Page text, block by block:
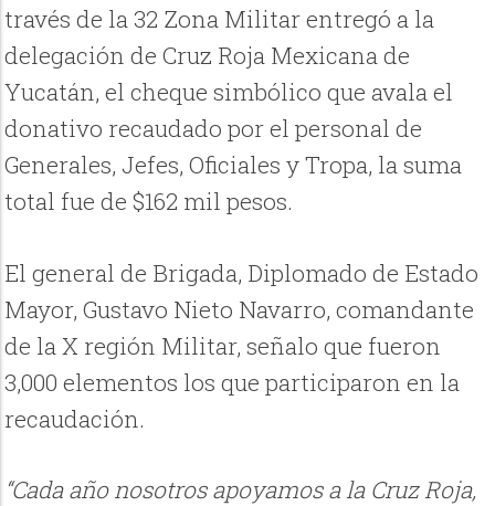
través de la 32 Zona Militar entregó a la
delegación de Cruz Roja Mexicana de
Yucatán, el cheque simbólico que avala el
donativo recaudado por el personal de
Generales, Jefes, Oficiales y Tropa, la suma
total fue de $162 mil pesos.
El general de Brigada, Diplomado de Estado
Mayor, Gustavo Nieto Navarro, comandante
de la X región Militar, señalo que fueron
3,000 elementos los que participaron en la
recaudación.
“Cada año nosotros apoyamos a la Cruz Roja,